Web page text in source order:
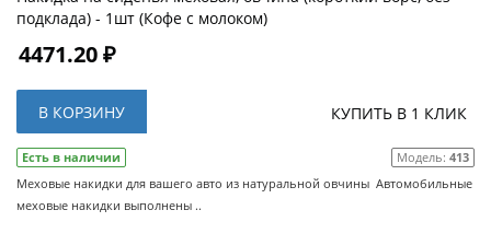
подклада) - 1шт (Кофе с молоком)
4471.20 ₽
В КОРЗИНУ КУПИТЬ В 1 КЛИК
Есть в наличии Модель: 413
Меховые накидки для вашего авто из натуральной овчины Автомобильные
меховые накидки выполнены ..